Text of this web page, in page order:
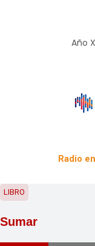
Año
Radio
LIBRO
Sumar